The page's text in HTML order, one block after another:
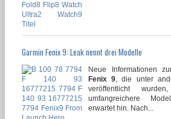
Garmin Fenix 9: Leak nennt drei Modelle
Neue Informationen
Fenix 9 , die unter
veröffentlicht
umfangreichere
erwartet hin. Nach...